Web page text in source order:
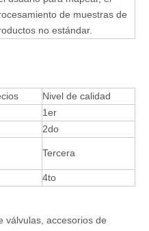
de muestras de
no estándar.
Nivel de calidad
1er
2do
Tercera
4to
válvulas, accesorios de